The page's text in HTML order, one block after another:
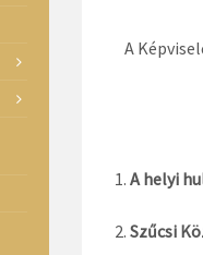
A
A helyi
Szűcsi